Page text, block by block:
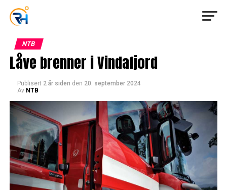
NTB
Låve brenner i Vindafjord
Publisert 2 år siden den 20. september 2024
Av NTB